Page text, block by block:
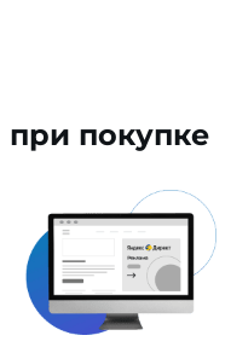
при покупке